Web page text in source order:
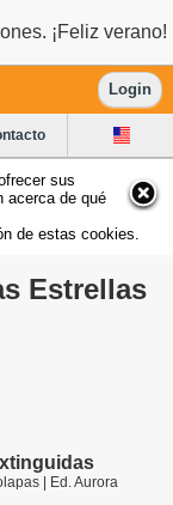
¡Feliz verano!
Login
sus
acerca de qué
de estas cookies.
Estrellas
| Ed. Aurora